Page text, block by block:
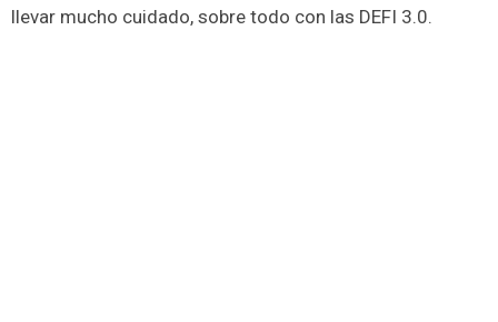
llevar mucho cuidado, sobre todo con las DEFI 3.0.